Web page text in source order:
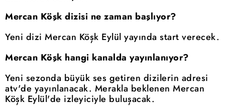
Mercan Köşk dizisi ne zaman başlıyor?
Yeni dizi Mercan Köşk Eylül yayında start verecek.
Mercan Köşk hangi kanalda yayınlanıyor?
Yeni sezonda büyük ses getiren dizilerin adresi
atv'de yayınlanacak. Merakla beklenen Mercan
Köşk Eylül'de izleyiciyle buluşacak.